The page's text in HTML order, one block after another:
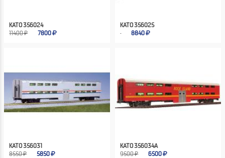
KATO 356024
11400 ₽
7800
KATO 356025
8840
KATO 356031
8550 ₽
5850
KATO 356034A
9500 ₽
6500